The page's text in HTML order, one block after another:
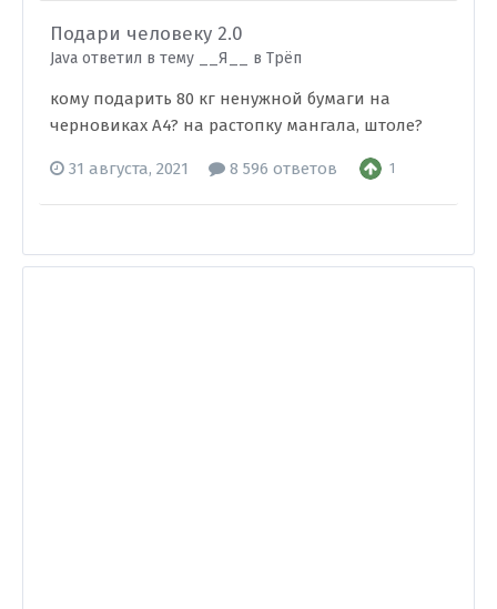
Подари человеку 2.0
Java ответил в тему __Я__ в Трёп
кому подарить 80 кг ненужной бумаги на
черновиках А4? на растопку мангала, штоле?
31 августа, 2021 8 596 ответов 1